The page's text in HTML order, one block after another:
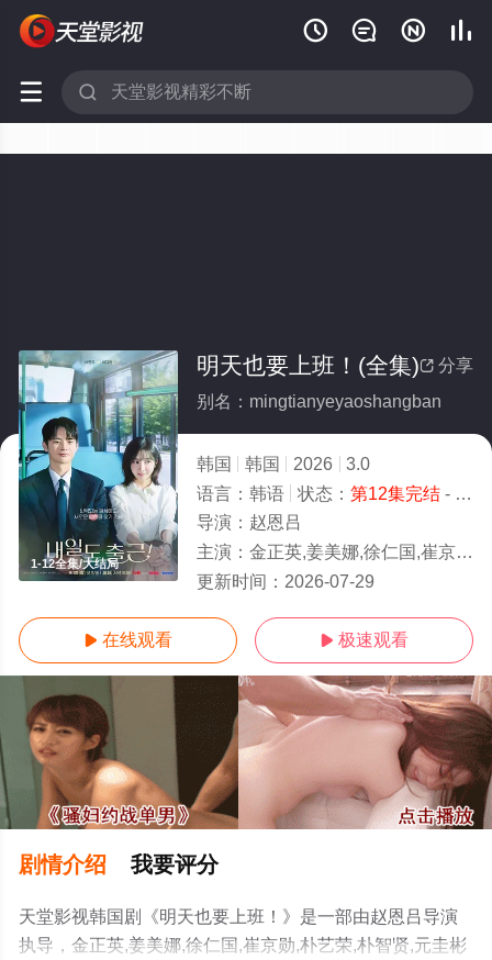
   
 
1-12全集/大结局
 分享
明天也要上班！(全集)
别名：mingtianyeyaoshangban
韩国 韩国 2026
3.0
语言： 韩语 状态： 第12集完结- 免费在线观看
导演： 赵恩吕
主演： 金正英,姜美娜,徐仁国,崔京勋,朴艺荣,朴智贤,元圭彬
更新时间： 2026-07-29
 在线观看  极速观看
剧情介绍 我要评分
天堂影视韩国剧《明天也要上班！》是一部由赵恩吕导演
执导，金正英,姜美娜,徐仁国,崔京勋,朴艺荣,朴智贤,元圭彬